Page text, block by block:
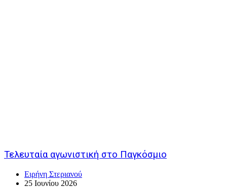
Τελευταία αγωνιστική στο Παγκόσμιο
Ειρήνη Στεριανού
25 Ιουνίου 2026